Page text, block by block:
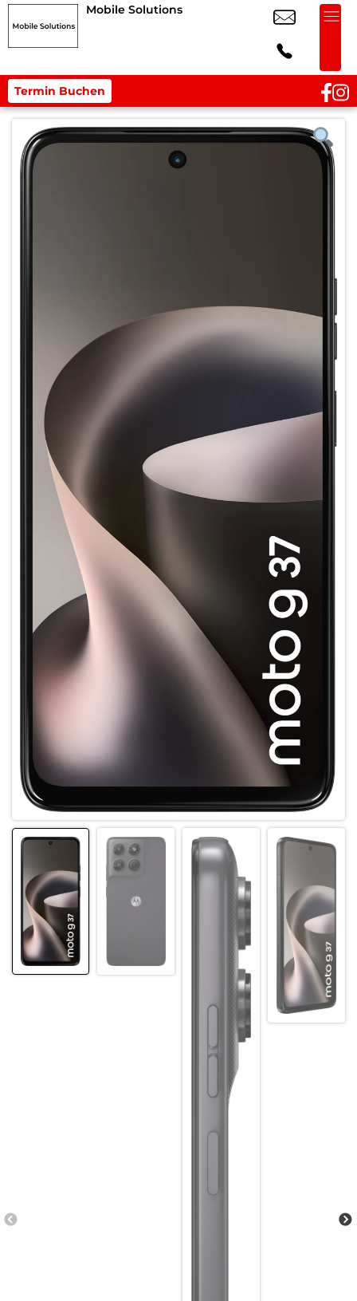
Mobile Solutions
Termin Buchen